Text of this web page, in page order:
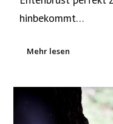
hinbekommt…
Mehr lesen